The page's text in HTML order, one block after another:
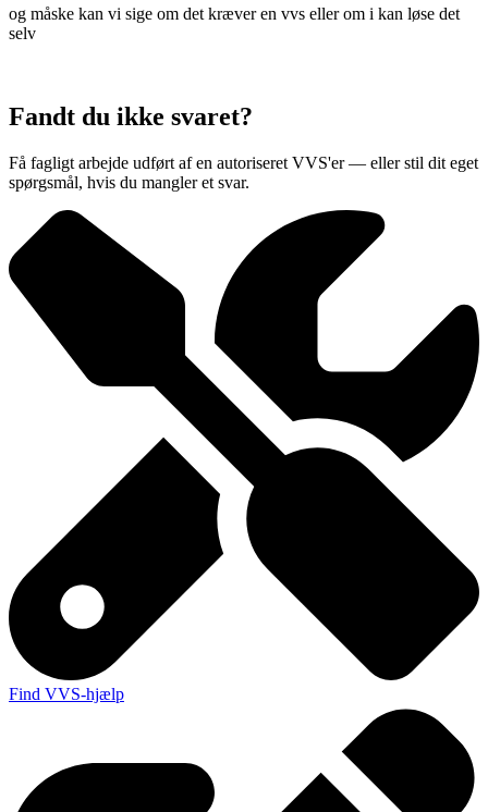
og måske kan vi sige om det kræver en vvs eller om i kan løse det
selv
Fandt du ikke svaret?
Få fagligt arbejde udført af en autoriseret VVS'er — eller stil dit eget
spørgsmål, hvis du mangler et svar.
Find VVS-hjælp